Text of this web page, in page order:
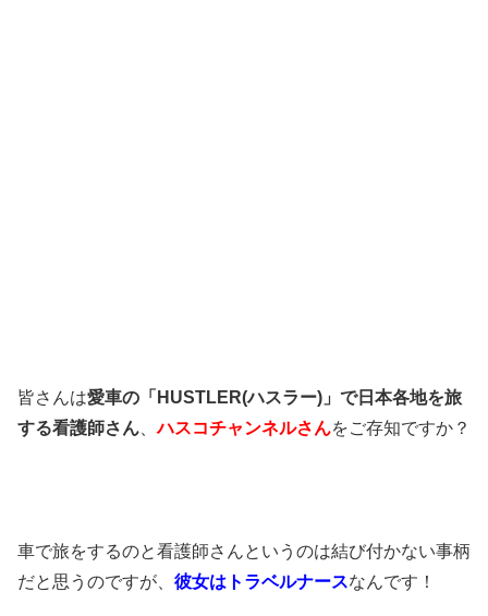
皆さんは愛車の「HUSTLER(ハスラー)」で日本各地を旅
する看護師さん 、ハスコチャンネルさんをご存知ですか？
車で旅をするのと看護師さんというのは結び付かない事柄
だと思うのですが、 彼女はトラベルナースなんです！